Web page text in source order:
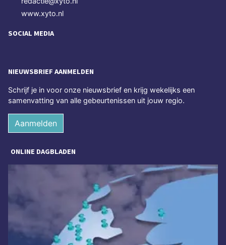
www.xyto.nl
SOCIAL MEDIA
NIEUWSBRIEF AANMELDEN
Schrijf je in voor onze nieuwsbrief en krijg wekelijks een
samenvatting van alle gebeurtenissen uit jouw regio.
Aanmelden
ONLINE DAGBLADEN